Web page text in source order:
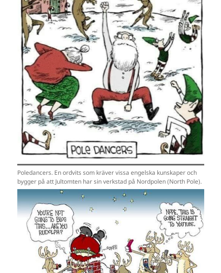
Poledancers. En ordvits som kräver vissa engelska kunskaper och
bygger på att Jultomten har sin verkstad på Nordpolen (North Pole).